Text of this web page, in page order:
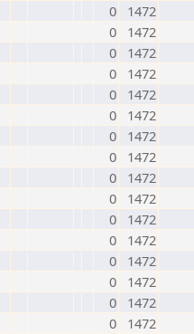
0
1472
0
1472
0
1472
0
1472
0
1472
0
1472
0
1472
0
1472
0
1472
0
1472
0
1472
0
1472
0
1472
0
1472
0
1472
0
1472